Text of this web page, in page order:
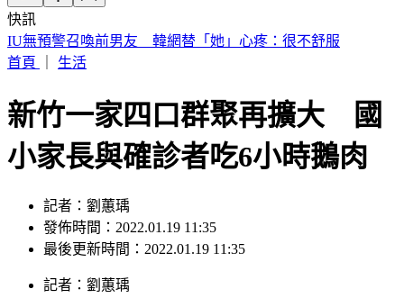
快訊
中國出入境新規將上路 陸委會曝「這類人」最危險
首頁
生活
新竹一家四口群聚再擴大 國
小家長與確診者吃6小時鵝肉
記者：劉蕙瑀
發佈時間：2022.01.19 11:35
最後更新時間：2022.01.19 11:35
記者 ： 劉蕙瑀